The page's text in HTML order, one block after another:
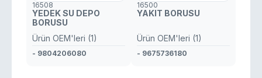
16508
YEDEK SU DEPO
BORUSU
Ürün OEM'leri (1)
- 9804206080
16500
YAKIT BORUSU
Ürün OEM'leri (1)
- 9675736180